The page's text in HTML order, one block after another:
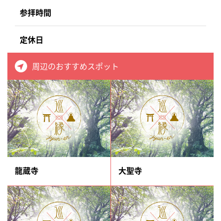
参拝時間
定休日
周辺のおすすめスポット
龍蔵寺 大聖寺